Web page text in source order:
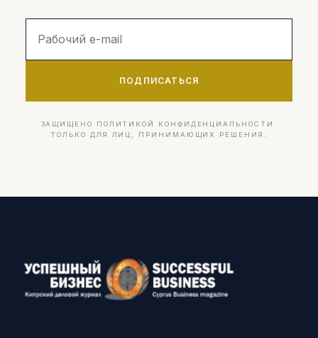
ПОДПИСАТЬСЯ
ЗАЩИЩЕНО ПОЛИТИКОЙ КОНФИДЕНЦИАЛЬНОСТИ.
ТОЛЬКО ДЛЯ ЛИЦ, ПРИНИМАЮЩИХ РЕШЕНИЯ.